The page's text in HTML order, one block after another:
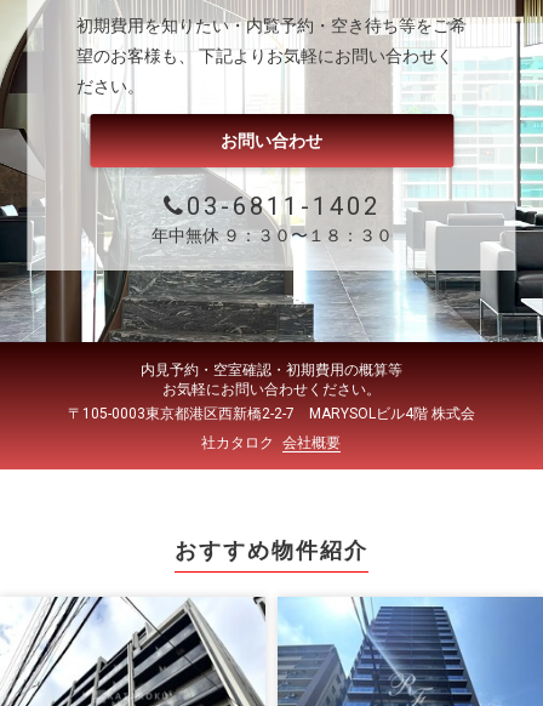
初期費用を知りたい・内覧予約・空き待ち等をご希
望のお客様も、 下記よりお気軽にお問い合わせく
ださい。
お問い合わせ
03-6811-1402
年中無休 ９：３０〜１８：３０
内見予約・空室確認・初期費用の概算等
お気軽にお問い合わせください。
〒105-0003東京都港区西新橋2-2-7 MARYSOLビル4階 株式会
社カタロク
会社概要
おすすめ物件紹介